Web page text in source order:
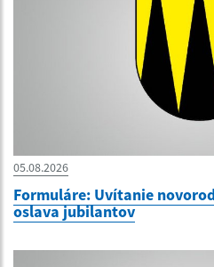
05.08.2026
Formuláre: Uvítanie
oslava jubilantov